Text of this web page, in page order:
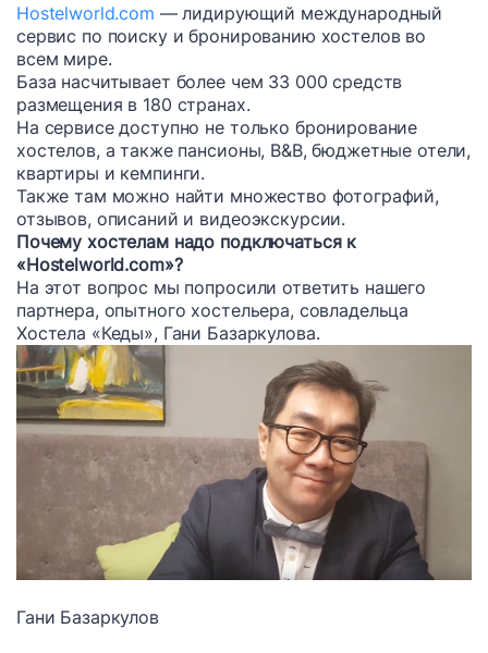
Hostelworld.com — лидирующий международный
сервис по поиску и бронированию хостелов во
всем мире.
База насчитывает более чем 33 000 средств
размещения в 180 странах.
На сервисе доступно не только бронирование
хостелов, а также пансионы, B&B, бюджетные отели,
квартиры и кемпинги.
Также там можно найти множество фотографий,
отзывов, описаний и видеоэкскурсии.
Почему хостелам надо подключаться к
«Hostelworld.соm»?
На этот вопрос мы попросили ответить нашего
партнера, опытного хостельера, совладельца
Хостела «Кеды», Гани Базаркулова.
Гани Базаркулов